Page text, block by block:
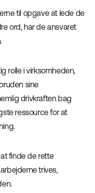
til opgave at lede de
ord, har de ansvaret
rolle i virksomheden,
sine
drivkraften bag
ressource for at
finde de rette
trives,